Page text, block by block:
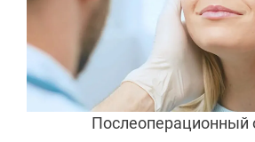
Послеоперационный